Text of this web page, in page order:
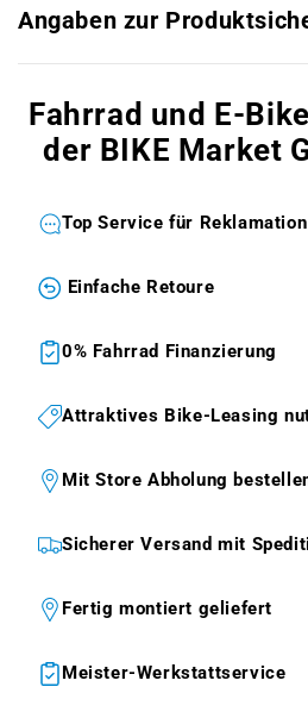
Angaben zur
Fahrrad und E-
der BIKE Market
Top Service für Reklamation
Einfache Retoure
0% Fahrrad Finanzierung
Attraktives Bike-Leasing
Mit Store Abholung
Sicherer Versand mit
Fertig montiert geliefert
Meister-Werkstattservice